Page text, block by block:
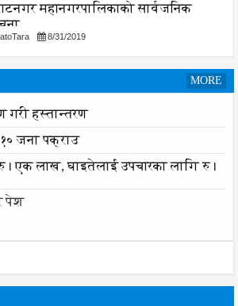
महानगरपालिकाको सार्वजनिक
8/31/2019
MORE
गरी हस्तान्तरण
गरी हस्तान्तरण
जना पक्राउ
एक लाख, घाइतेलाई उपचारका लागि रु।
पेश